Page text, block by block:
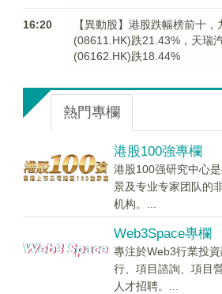
16:20
【異動股】港股跌幅榜前十，
(08611.HK)跌21.43%，天瑞
(06162.HK)跌18.44%
熱門專欄
港股100強專欄
港股100强研究中心
景及专业专家团队的
机构。...
Web3Space專欄
專注於Web3行業投
行、項目諮詢、項目
人才招聘。...